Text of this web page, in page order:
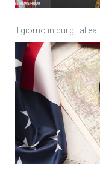
Il giorno in cui gli